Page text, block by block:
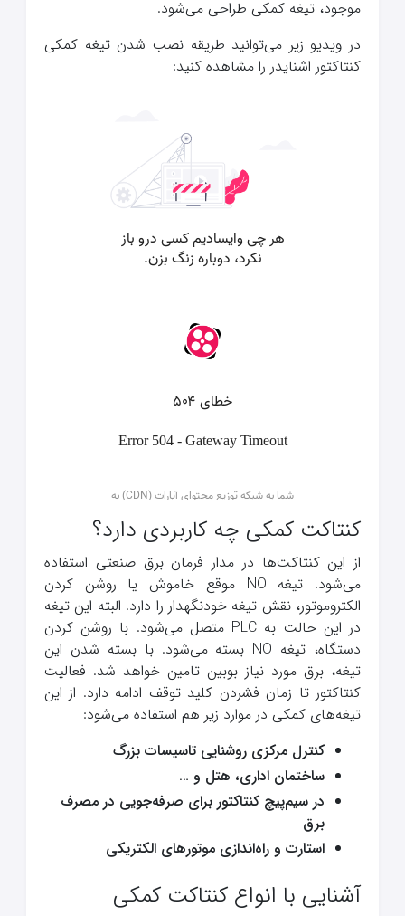
موجود، تیغه کمکی طراحی می‌شود.
در ویدیو زیر می‌توانید طریقه نصب شدن تیغه کمکی
کنتاکتور اشنایدر را مشاهده کنید:
کنتاکت کمکی چه کاربردی دارد؟
از این کنتاکت‌ها در مدار فرمان برق صنعتی استفاده
می‌شود. تیغه NO موقع خاموش یا روشن کردن
الکتروموتور، نقش تیغه خودنگهدار را دارد. البته این تیغه
در این حالت به PLC متصل می‌شود. با روشن کردن
دستگاه، تیغه NO بسته می‌شود. با بسته شدن این
تیغه، برق مورد نیاز بوبین تامین خواهد شد. فعالیت
کنتاکتور تا زمان فشردن کلید توقف ادامه دارد. از این
تیغه‌های کمکی در موارد زیر هم استفاده می‌شود:
کنترل مرکزی روشنایی تاسیسات بزرگ
ساختمان اداری، هتل و …
در سیم‌پیچ کنتاکتور برای صرفه‌جویی در مصرف
برق
استارت و راه‌اندازی موتورهای الکتریکی
آشنایی با انواع کنتاکت کمکی